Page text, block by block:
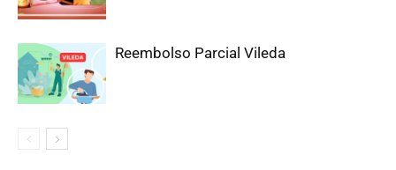
Reembolso Parcial Vileda